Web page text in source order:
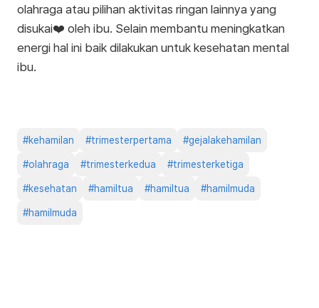
olahraga atau pilihan aktivitas ringan lainnya yang
disukai❤️ oleh ibu. Selain membantu meningkatkan
energi hal ini baik dilakukan untuk kesehatan mental
ibu.
#kehamilan #trimesterpertama #gejalakehamilan
#olahraga #trimesterkedua #trimesterketiga
#kesehatan #hamiltua #hamiltua #hamilmuda
#hamilmuda